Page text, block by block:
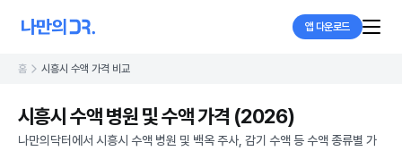
앱 다운로드
홈 시흥시 수액 가격 비교
시흥시 수액 병원 및 수액 가격 (2026)
나만의닥터에서 시흥시 수액 병원 및 백옥 주사, 감기 수액 등 수액 종류별 가